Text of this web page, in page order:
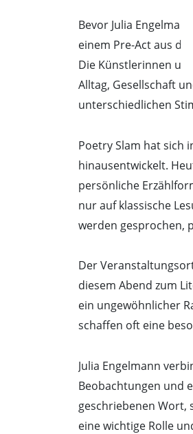
Bevor Julia
einem Pre-Act aus
Die Künstlerinnen
Alltag, Gesellschaft
unterschiedlichen
Poetry Slam hat sich
hinausentwickelt.
persönliche
nur auf klassische
werden gesprochen,
Der
diesem Abend zum
ein ungewöhnlicher
schaffen oft eine
Julia Engelmann
Beobachtungen und
geschriebenen Wort,
eine wichtige Rolle